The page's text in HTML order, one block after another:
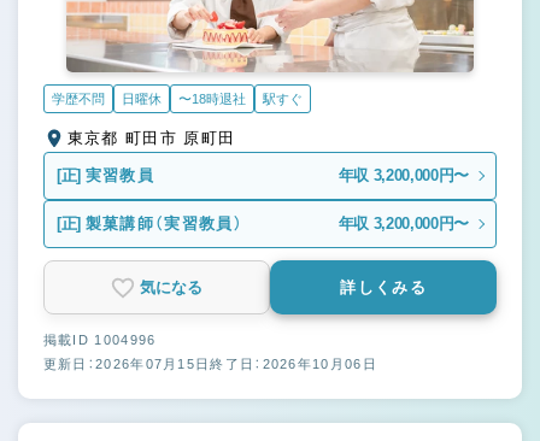
学歴不問 日曜休 〜18時退社 駅すぐ
東京都 町田市 原町田
[正] 実習教員 年収 3,200,000円〜
[正] 製菓講師（実習教員） 年収 3,200,000円〜
気になる 詳しくみる
掲載ID 1004996
更新日：2026年07月15日終了日：2026年10月06日